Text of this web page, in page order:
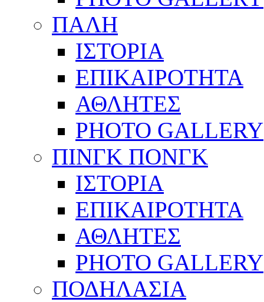
ΠΑΛΗ
ΙΣΤΟΡΙΑ
ΕΠΙΚΑΙΡΟΤΗΤΑ
ΑΘΛΗΤΕΣ
PHOTO GALLERY
ΠΙΝΓΚ ΠΟΝΓΚ
ΙΣΤΟΡΙΑ
ΕΠΙΚΑΙΡΟΤΗΤΑ
ΑΘΛΗΤΕΣ
PHOTO GALLERY
ΠΟΔΗΛΑΣΙΑ